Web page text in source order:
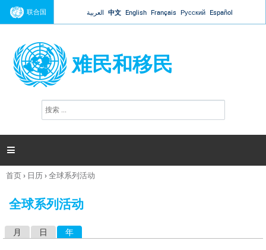
Jump to navigation
联合国 العربية 中文 English Français Русский Español
难民和移民
搜
索

你
这
首页› 日历›全球系列活动
全球系列活动
月 日 年